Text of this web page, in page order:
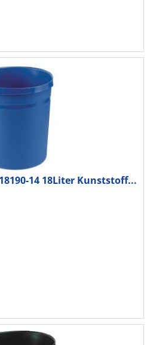
14 18Liter Kunststoff...